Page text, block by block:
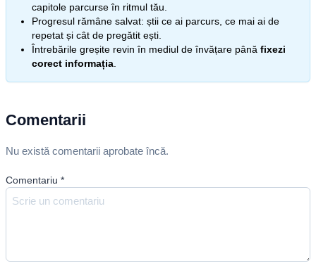
capitole parcurse în ritmul tău.
Progresul rămâne salvat: știi ce ai parcurs, ce mai ai de
repetat și cât de pregătit ești.
Întrebările greșite revin în mediul de învățare până fixezi
corect informația
Comentarii
Nu există comentarii aprobate încă.
Comentariu *